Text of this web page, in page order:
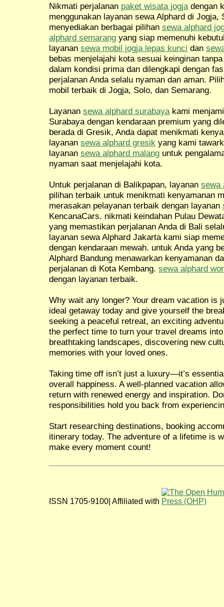
Nikmati perjalanan paket wisata jogja dengan
menggunakan layanan sewa Alphard di Jogja,
menyediakan berbagai pilihan sewa alphard
alphard semarang yang siap memenuhi
layanan sewa mobil jogja lepas kunci dan
bebas menjelajahi kota sesuai keinginan
dalam kondisi prima dan dilengkapi dengan
perjalanan Anda selalu nyaman dan aman.
mobil terbaik di Jogja, Solo, dan Semarang.
Layanan sewa alphard surabaya kami
Surabaya dengan kendaraan premium yang
berada di Gresik, Anda dapat menikmati
layanan sewa alphard gresik yang kami
layanan sewa alphard malang untuk
nyaman saat menjelajahi kota.
Untuk perjalanan di Balikpapan, layanan sewa
pilihan terbaik untuk menikmati kenyamanan
merasakan pelayanan terbaik dengan layanan
KencanaCars. nikmati keindahan Pulau
yang memastikan perjalanan Anda di Bali
layanan sewa Alphard Jakarta kami siap
dengan kendaraan mewah. untuk Anda yang
Alphard Bandung menawarkan kenyamanan
perjalanan di Kota Kembang. sewa alphard
dengan layanan terbaik.
Why wait any longer? Your dream vacation is
ideal getaway today and give yourself the
seeking a peaceful retreat, an exciting
the perfect time to turn your travel dreams
breathtaking landscapes, discovering new
memories with your loved ones.
Taking time off isn’t just a luxury—it’s
overall happiness. A well-planned vacation
return with renewed energy and inspiration.
responsibilities hold you back from
Start researching destinations, booking
itinerary today. The adventure of a lifetime is
make every moment count!
ISSN 1705-9100| Affiliated with